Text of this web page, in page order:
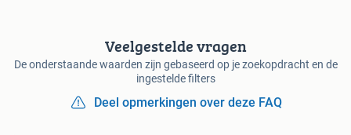
Veelgestelde vragen
De onderstaande waarden zijn gebaseerd op je zoekopdracht en de
ingestelde filters
Deel opmerkingen over deze FAQ